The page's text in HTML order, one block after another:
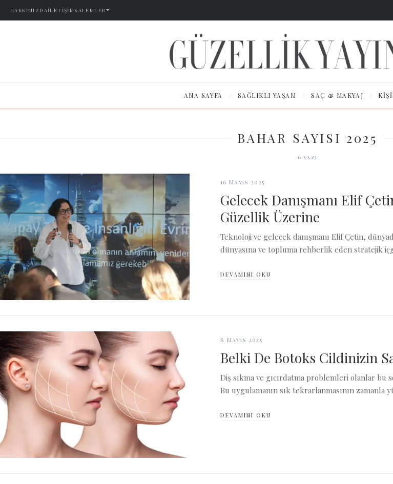
HAKKIMIZDAİLETIŞIMKALEMLER
ANA SAYFA / SAĞLIKLI YAŞAM / SAÇ & MAKYAJ /
BAHAR SAYISI 2025
6 yazı
16 Mayıs 2025
Gelecek Danışmanı Elif
Güzellik Üzerine
Teknoloji ve gelecek danışmanı Elif Çetin,
dünyasına ve topluma rehberlik eden stratejik
DEVAMINI OKU
8 Mayıs 2025
Belki De Botoks Cildinizin
Diş sıkma ve gıcırdatma problemleri olanlar bu
Bu uygulamanın sık tekrarlanmasının zamanla
DEVAMINI OKU